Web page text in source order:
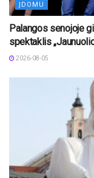
ĮDOMU
Palangos senojoje
spektaklis
2026-08-05